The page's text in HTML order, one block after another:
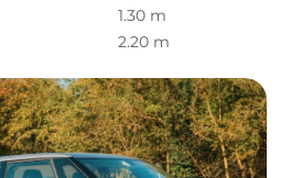
1.30 m
2.20 m